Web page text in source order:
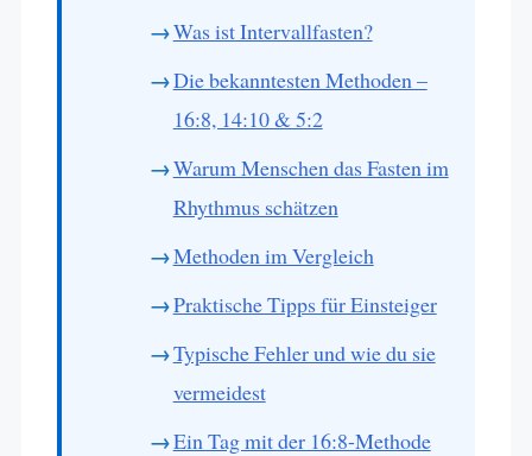
Was ist Intervallfasten?
Die bekanntesten Methoden –
16:8, 14:10 & 5:2
Warum Menschen das Fasten im
Rhythmus schätzen
Methoden im Vergleich
Praktische Tipps für Einsteiger
Typische Fehler und wie du sie
vermeidest
Ein Tag mit der 16:8-Methode